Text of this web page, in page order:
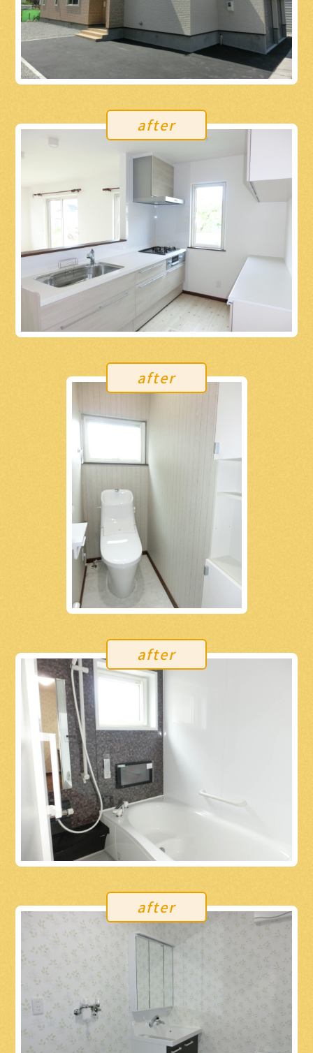
after
after
after
after